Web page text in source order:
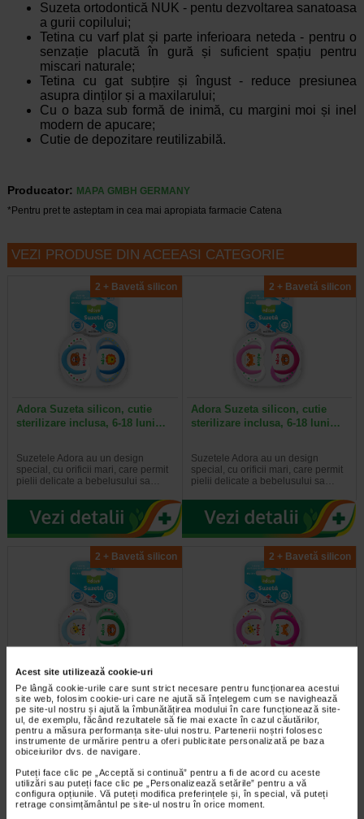
Acest site utilizează cookie-uri
Pe lângă cookie-urile care sunt strict necesare pentru funcționarea acestui
site web, folosim cookie-uri care ne ajută să înțelegem cum se navighează
pe site-ul nostru și ajută la îmbunătățirea modului în care funcționează site-
ul, de exemplu, făcând rezultatele să fie mai exacte în cazul căutărilor,
pentru a măsura performanța site-ului nostru. Partenerii noștri folosesc
instrumente de urmărire pentru a oferi publicitate personalizată pe baza
obiceiurilor dvs. de navigare.
Puteți face clic pe „Acceptă si continuă” pentru a fi de acord cu aceste
utilizări sau puteți face clic pe „Personalizează setările” pentru a vă
configura opțiunile. Vă puteți modifica preferințele și, în special, vă puteți
retrage consimțământul pe site-ul nostru în orice moment.
Suzeta ortodontică NUK - pentu dezvoltarea sanatoasa
a gurii copilului;
Tetina cu varf plat și parte inferioara neteda - pentru o
senzație placută în gură și suficient spațiu pentru
miscari naturale;
Tetina cu gat subțire și îngust - reduce presiunea
asupra dinților și a maxilarului;
Cu o baza sub formă de inimă, cu margini moi și inel
modern de apucare;
Cutie de depozitare reutilizabilă.
Producator: MAPA GMBH GERMANY
*Pentru pret te asteptam in cea mai apropiata farmacie Catena
VEZI PRODUSE DIN ACEEASI CATEGORIE
2 + Bavetă silicon
Adora Suzeta silicon, cutie
sterilizare inclusa, 6-18 luni…
Suzetele Adora au un design
special, cu orificii mari, care permit
pielii delicate a bebelusului sa…
2 + Bavetă silicon
Adora Suzeta silicon, cutie
sterilizare inclusa, 6-18 luni…
Suzetele Adora au un design
special, cu orificii mari, care permit
pielii delicate a bebelusului sa…
2 + Bavetă silicon
Adora Suzeta silicon, cutie
sterilizare inclusa, 18 luni +…
Suzetele Adora au un design
special, cu orificii mari, care permit
pielii delicate a bebelusului sa…
2 + Bavetă silicon
sterilizare inclusa, 18 luni +…
Suzetele Adora au un design
special, cu orificii mari, care permit